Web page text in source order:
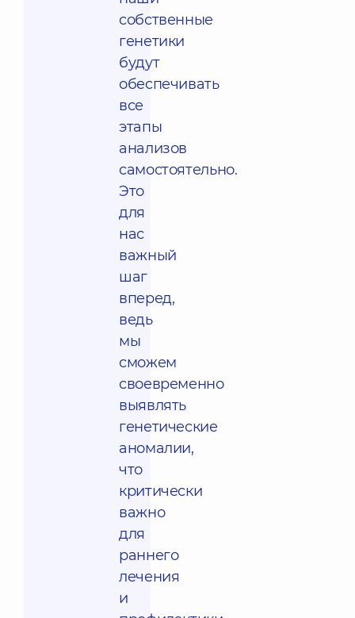
собственные
генетики
будут
обеспечивать
все
этапы
анализов
самостоятельно.
Это
для
нас
важный
шаг
вперед,
ведь
мы
сможем
своевременно
выявлять
генетические
аномалии,
что
критически
важно
для
раннего
лечения
и